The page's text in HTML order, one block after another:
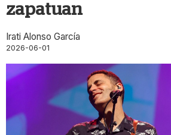
zapatuan
Irati Alonso García
2026-06-01